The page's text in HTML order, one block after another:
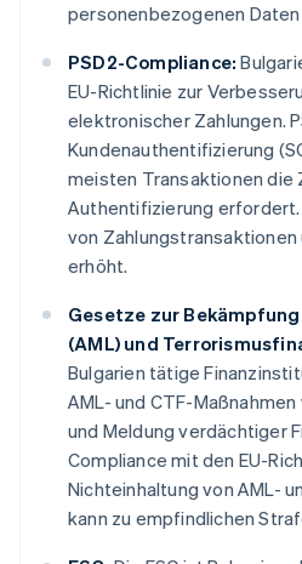
personenbezogenen
PSD2-Compliance:
EU-Richtlinie zur
elektronischer Zahlungen.
Kundenauthentifizierung
meisten Transaktionen die
Authentifizierung erfordert.
von
erhöht.
Gesetze zur
(AML) und
Bulgarien tätige
AML- und CTF-
und Meldung verdächtiger
Compliance mit den EU-
Nichteinhaltung von AML-
kann zu empfindlichen